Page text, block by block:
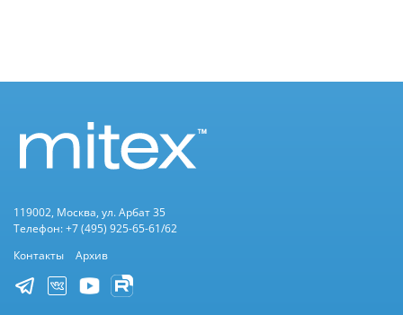
119002, Москва, ул. Арбат 35
Телефон: +7 (495) 925-65-61/62
Контакты
Архив